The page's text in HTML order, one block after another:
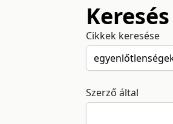
Keresés
Cikkek keresése
Szerző által